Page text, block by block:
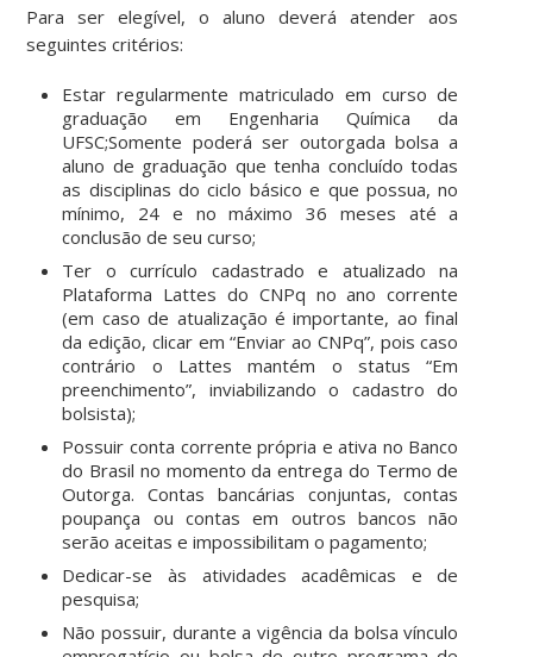
Para ser elegível, o aluno deverá atender aos
seguintes critérios:
Estar regularmente matriculado em curso de
graduação em Engenharia Química da
UFSC;Somente poderá ser outorgada bolsa a
aluno de graduação que tenha concluído todas
as disciplinas do ciclo básico e que possua, no
mínimo, 24 e no máximo 36 meses até a
conclusão de seu curso;
Ter o currículo cadastrado e atualizado na
Plataforma Lattes do CNPq no ano corrente
(em caso de atualização é importante, ao final
da edição, clicar em “Enviar ao CNPq”, pois caso
contrário o Lattes mantém o status “Em
preenchimento”, inviabilizando o cadastro do
bolsista);
Possuir conta corrente própria e ativa no Banco
do Brasil no momento da entrega do Termo de
Outorga. Contas bancárias conjuntas, contas
poupança ou contas em outros bancos não
serão aceitas e impossibilitam o pagamento;
Dedicar-se às atividades acadêmicas e de
pesquisa;
Não possuir, durante a vigência da bolsa vínculo